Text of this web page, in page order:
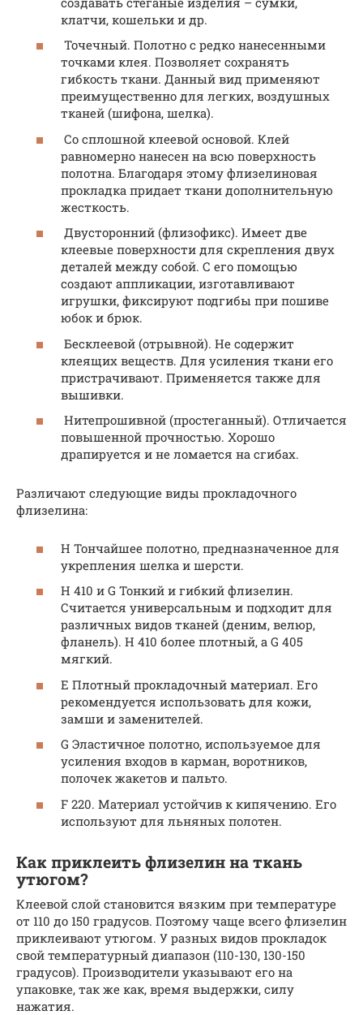
клатчи, кошельки и др.
Точечный. Полотно с редко нанесенными
точками клея. Позволяет сохранять
гибкость ткани. Данный вид применяют
преимущественно для легких, воздушных
тканей (шифона, шелка).
Со сплошной клеевой основой. Клей
равномерно нанесен на всю поверхность
полотна. Благодаря этому флизелиновая
прокладка придает ткани дополнительную
жесткость.
Двусторонний (флизофикс). Имеет две
клеевые поверхности для скрепления двух
деталей между собой. С его помощью
создают аппликации, изготавливают
игрушки, фиксируют подгибы при пошиве
юбок и брюк.
Бесклеевой (отрывной). Не содержит
клеящих веществ. Для усиления ткани его
пристрачивают. Применяется также для
вышивки.
Нитепрошивной (простеганный). Отличается
повышенной прочностью. Хорошо
драпируется и не ломается на сгибах.
Различают следующие виды прокладочного
флизелина:
H Тончайшее полотно, предназначенное для
укрепления шелка и шерсти.
Н 410 и G Тонкий и гибкий флизелин.
Считается универсальным и подходит для
различных видов тканей (деним, велюр,
фланель). Н 410 более плотный, а G 405
мягкий.
E Плотный прокладочный материал. Его
рекомендуется использовать для кожи,
замши и заменителей.
G Эластичное полотно, используемое для
усиления входов в карман, воротников,
полочек жакетов и пальто.
F 220. Материал устойчив к кипячению. Его
используют для льняных полотен.
Как приклеить флизелин на ткань
утюгом?
Клеевой слой становится вязким при температуре
от 110 до 150 градусов. Поэтому чаще всего флизелин
приклеивают утюгом. У разных видов прокладок
свой температурный диапазон (110-130, 130-150
градусов). Производители указывают его на
упаковке, так же как, время выдержки, силу
нажатия.